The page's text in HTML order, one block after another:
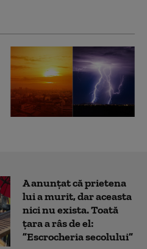
A anunțat că prietena
lui a murit, dar aceasta
nici nu exista. Toată
țara a râs de el:
”Escrocheria secolului”